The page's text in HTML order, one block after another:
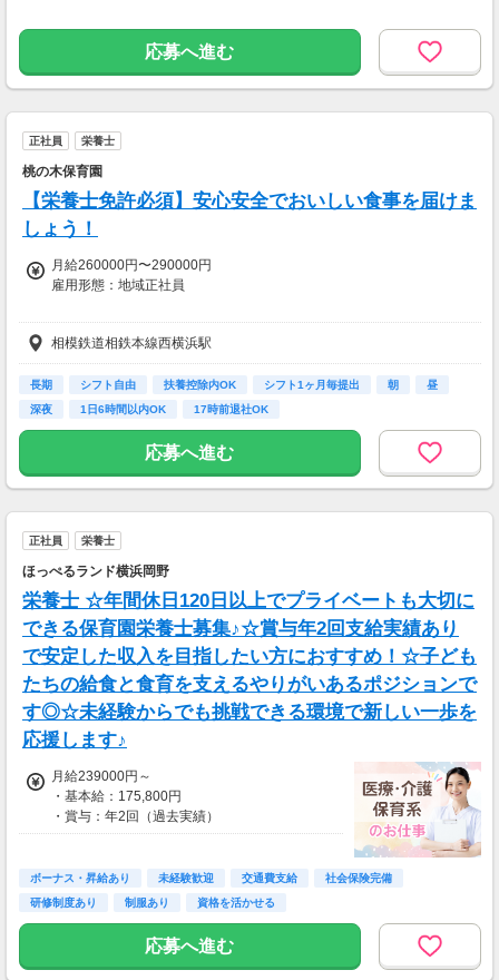
応募へ進む
正社員 栄養士
桃の木保育園
【栄養士免許必須】安心安全でおいしい食事を届けま
しょう！
月給260000円〜290000円
雇用形態：地域正社員
【交通費】
全額支給
相模鉄道相鉄本線西横浜駅
長期 シフト自由 扶養控除内OK シフト1ヶ月毎提出 朝
昼
深夜
1日6時間以内OK 17時前退社OK
応募へ進む
正社員 栄養士
ほっぺるランド横浜岡野
栄養士 ☆年間休日120日以上でプライベートも大切に
できる保育園栄養士募集♪☆賞与年2回支給実績あり
で安定した収入を目指したい方におすすめ！☆子ども
たちの給食と食育を支えるやりがいあるポジションで
す◎☆未経験からでも挑戦できる環境で新しい一歩を
応援します♪
月給239000円～
・基本給：175,800円
・賞与：年2回（過去実績）
・昇給：あり（過去実績）
・地域手当：18,000円～
・処遇改善手当：34,500円～
ボーナス・昇給あり 未経験歓迎 交通費支給
社会保険完備
研修制度あり
制服あり 資格を活かせる
応募へ進む